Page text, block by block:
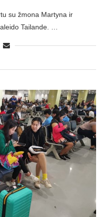
su žmona Martyna ir
Tailande. …